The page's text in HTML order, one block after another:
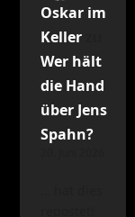
Oskar im
Kellerzu
Wer hält
die Hand
über Jens
Spahn?